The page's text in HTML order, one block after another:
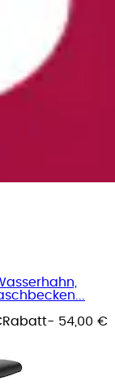
- 10 %
Rabatt- 54,00 €